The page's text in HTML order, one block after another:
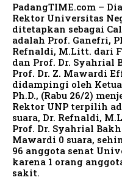
PadangTIME.com –
Rektor Universitas
ditetapkan sebagai
adalah Prof. Ganefri,
Refnaldi, M.Litt. dari
dan Prof. Dr. Syahrial
Prof. Dr. Z. Mawardi
didampingi oleh
Ph.D., (Rabu 26/2)
Rektor UNP terpilih
suara, Dr. Refnaldi,
Prof. Dr. Syahrial
Mawardi 0 suara,
96 anggota senat
karena 1 orang
sakit.